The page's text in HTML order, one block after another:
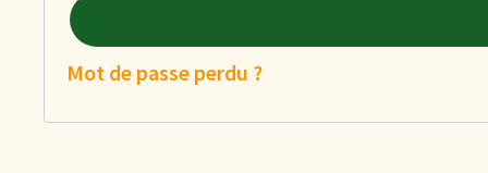
Mot de passe perdu ?